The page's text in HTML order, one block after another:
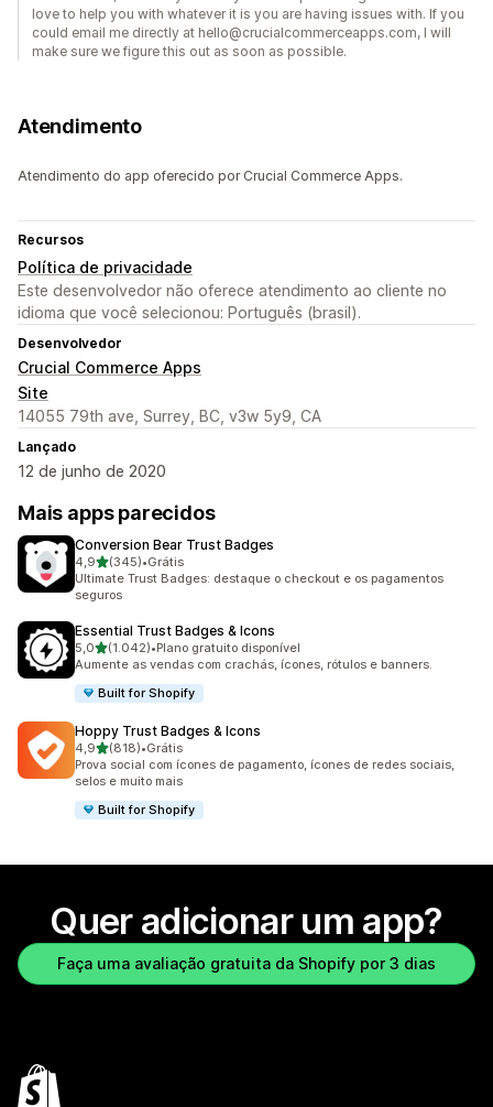
love to help you with whatever it is you are having issues with. If you
could email me directly at hello@crucialcommerceapps.com, I will
make sure we figure this out as soon as possible.
Atendimento
Atendimento do app oferecido por Crucial Commerce Apps.
Recursos
Política de privacidade
Este desenvolvedor não oferece atendimento ao cliente no
idioma que você selecionou: Português (brasil).
Desenvolvedor
Crucial Commerce Apps
Site
14055 79th ave, Surrey, BC, v3w 5y9, CA
Lançado
12 de junho de 2020
Mais apps parecidos
Conversion Bear Trust Badges
4,9de 5 estrelas
(345)
345 avaliações ao todo
•Grátis
Ultimate Trust Badges: destaque o checkout e os pagamentos
seguros
Essential Trust Badges & Icons
5,0de 5 estrelas
(1.042)
1042 avaliações ao todo
•Plano gratuito disponível
Aumente as vendas com crachás, ícones, rótulos e banners.
Built for Shopify
Hoppy Trust Badges & Icons
4,9de 5 estrelas
(818)
818 avaliações ao todo
•Grátis
Prova social com ícones de pagamento, ícones de redes sociais,
selos e muito mais
Built for Shopify
Quer adicionar um app?
Faça uma avaliação gratuita da Shopify por 3 dias